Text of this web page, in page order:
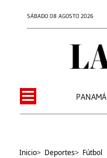
SÁBADO 08 AGOSTO 2026
PANAMÁ
Inicio> Deportes> Fútbol